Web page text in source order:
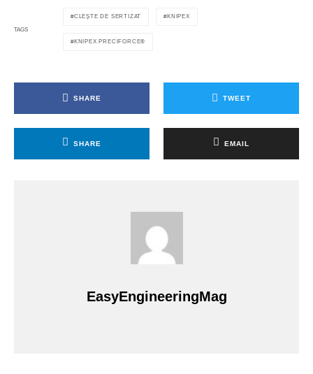
TAGS
CLEȘTE DE SERTIZAT KNIPEX
KNIPEX PRECIFORCE®
SHARE TWEET
SHARE EMAIL
EasyEngineeringMag